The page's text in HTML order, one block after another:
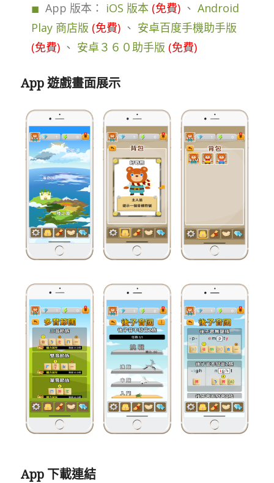
App 版本： iOS 版本 (免費)、 Android
Play 商店版 (免費)、 安卓百度手機助手版
(免費)、 安卓３６０助手版 (免費)
App 遊戲畫面展示
App 下載連結